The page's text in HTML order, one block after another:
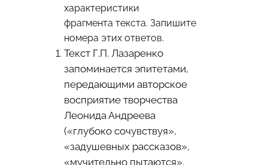
характеристики
фрагмента текста. Запишите
номера этих ответов.
Текст Г.П. Лазаренко
запоминается эпитетами,
передающими авторское
восприятие творчества
Леонида Андреева
(«глубоко сочувствуя»,
«задушевных рассказов»,
«мучительно пытаются»,